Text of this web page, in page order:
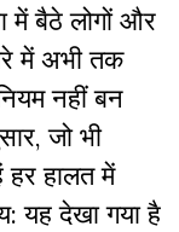
में बैठे लोगों और
में अभी तक
नहीं बन
जो भी
हर हालत में
यह देखा गया है